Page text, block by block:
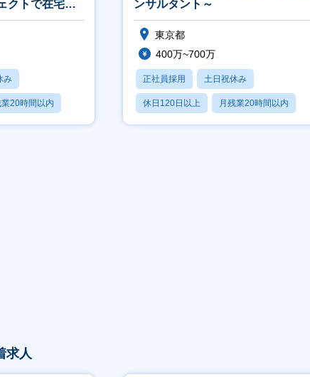
クトで在宅勤
み
業20時間以内
ンサルタント～
東京都
400万~700万
正社員採用 土日祝休み
休日120日以上 月残業20時間以内
賞与あり
求人